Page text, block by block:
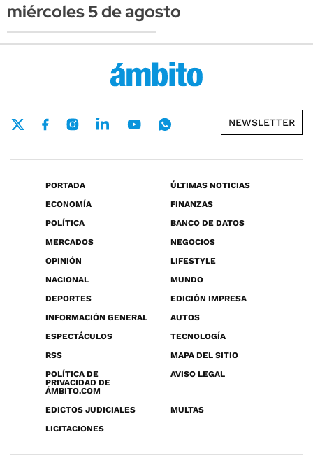
miércoles 5 de agosto
NEWSLETTER
PORTADA
ÚLTIMAS NOTICIAS
ECONOMÍA
FINANZAS
POLÍTICA
BANCO DE DATOS
MERCADOS
NEGOCIOS
OPINIÓN
LIFESTYLE
NACIONAL
MUNDO
DEPORTES
EDICIÓN IMPRESA
INFORMACIÓN GENERAL
AUTOS
ESPECTÁCULOS
TECNOLOGÍA
RSS
MAPA DEL SITIO
POLÍTICA DE
PRIVACIDAD DE
ÁMBITO.COM
AVISO LEGAL
EDICTOS JUDICIALES
MULTAS
LICITACIONES